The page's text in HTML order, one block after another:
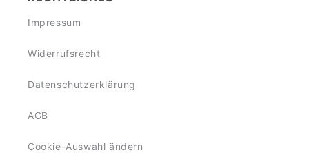
Impressum
Widerrufsrecht
Datenschutzerklärung
AGB
Cookie-Auswahl ändern